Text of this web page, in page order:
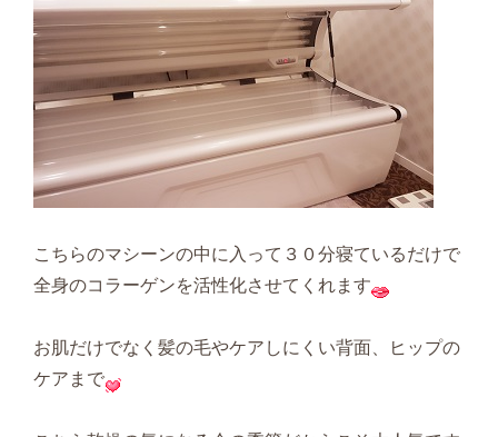
こちらのマシーンの中に入って３０分寝ているだけで
全身のコラーゲンを活性化させてくれます
お肌だけでなく髪の毛やケアしにくい背面、ヒップの
ケアまで